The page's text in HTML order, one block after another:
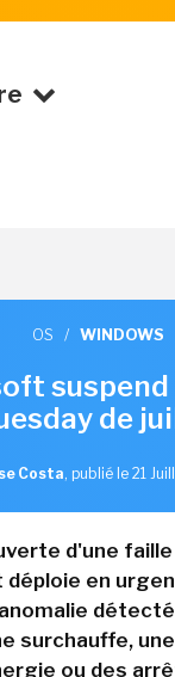
OS / WINDOWS
suspend
de
Costa, publié le 21
d'une
déploie en
surchauffe,
ou des